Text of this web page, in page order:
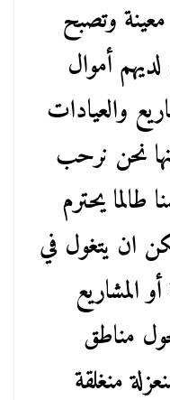
وتصبح
أموال
والعيادات
نحن نرحب
يحترم
ان يتغول في
المشاريع
مناطق
منغلقة